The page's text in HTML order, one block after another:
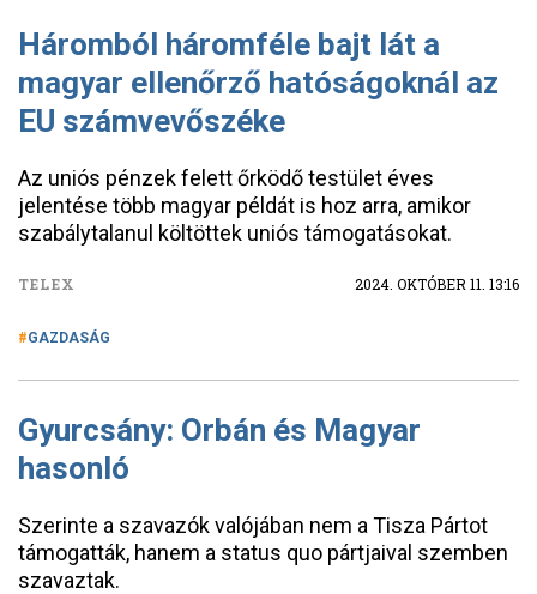
Háromból háromféle bajt lát a
magyar ellenőrző hatóságoknál az
EU számvevőszéke
Az uniós pénzek felett őrködő testület éves
jelentése több magyar példát is hoz arra, amikor
szabálytalanul költöttek uniós támogatásokat.
TELEX 2024. OKTÓBER 11. 13:16
GAZDASÁG
Gyurcsány: Orbán és Magyar
hasonló
Szerinte a szavazók valójában nem a Tisza Pártot
támogatták, hanem a status quo pártjaival szemben
szavaztak.